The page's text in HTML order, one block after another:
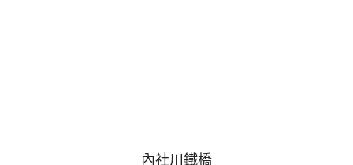
內社川鐵橋